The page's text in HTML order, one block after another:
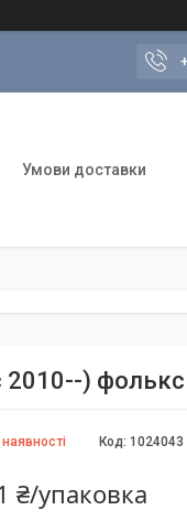
Умови доставки
2010--)
Код: 1024043
₴/упаковка